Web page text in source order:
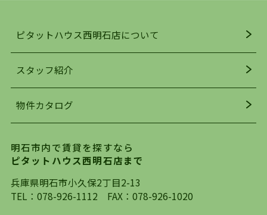
明石駅・西明石駅を中心に、明石市・神戸市西区
でお部屋探している方は、ぜひ当ＨＰにて物件を
お探しになってください。弊社は、スタッフの平
を行っており地域最大級の情報取扱量を誇ってお
ります。店頭で限られた物件をご紹介する、従来
自身でインターネットを利用し、理想のお部屋を
探していただき、選択していただいた物件情報に
対して、専門知識を持ったスタッフがサポートさ
せていただくスタイルを心がけております。私た
ピタットハウス西明石店について
スタッフ紹介
物件カタログ
明石市内で賃貸を探すなら
ピタットハウス西明石店まで
兵庫県明石市小久保2丁目2-13
TEL： 078-926-1112 FAX：078-926-1020